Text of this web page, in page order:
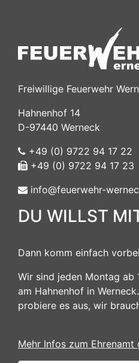
Freiwillige Feuerwehr
Hahnenhof 14
D-97440 Werneck
+49 (0) 9722 94 17 22
+49 (0) 9722 94 17 23
info@feuerwehr-
DU WILLST
Dann komm einfach
Wir sind jeden Montag ab
am Hahnenhof in
probiere es aus, wir
Mehr Infos zum Ehrenamt